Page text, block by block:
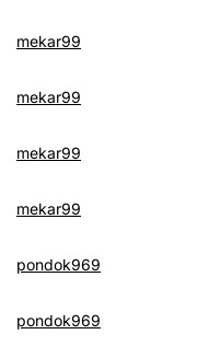
mekar99
mekar99
mekar99
mekar99
pondok969
pondok969